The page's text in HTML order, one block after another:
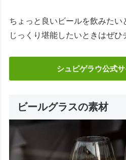
ちょっと良いビールを飲みたい
じっくり堪能したいときはぜひ
シュピゲラウ公式
ビールグラスの素材